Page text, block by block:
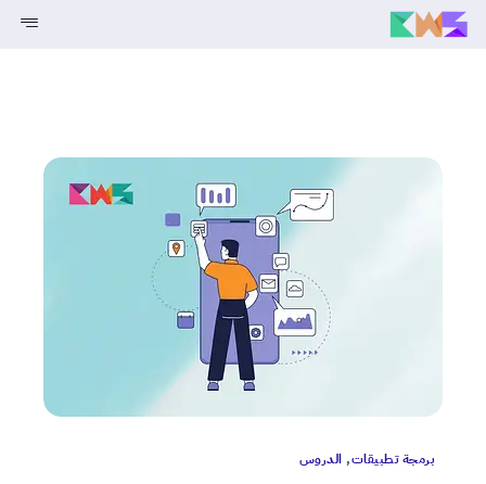
استضافة والنطاقات
برمجة تطبيقات, الدروس